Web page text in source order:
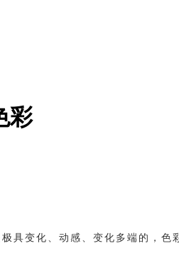
彩
具变化、动感、变化多端的，